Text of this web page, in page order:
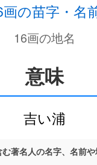
画の苗字・名
16画の地名
意味
吉い浦
む著名人の名字、名前